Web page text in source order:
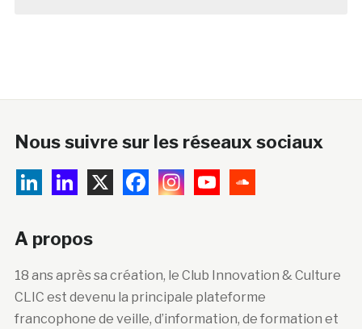
Nous suivre sur les réseaux sociaux
A propos
18 ans après sa création, le Club Innovation & Culture
CLIC est devenu la principale plateforme
francophone de veille, d’information, de formation et